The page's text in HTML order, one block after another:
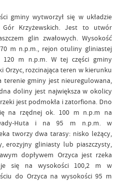
gminy wytworzył się w układzie
Krzyżewskich. Jest to utwór
glin zwałowych. Wysokość
m n.p.m., rejon otuliny gliniastej
m n.p.m. W tej części gminy
Orzyc, rozcinająca teren w kierunku
terenie gminy jest nieuregulowana,
doliny jest największa w okolicy
jest podmokła i zatorfiona. Dno
na rzędnej ok. 100 m n.p.m na
Huta i na 95 m n.p.m. w
tworzy dwa tarasy: nisko leżący,
erozyjny gliniasty lub piaszczysty,
dopływem Orzyca jest rzeka
się na wysokości 100,2 m w
do Orzyca na wysokości 95 m